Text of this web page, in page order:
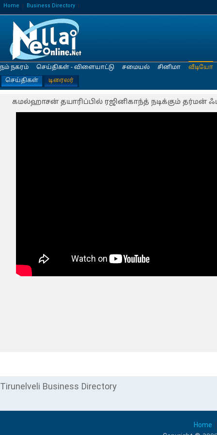
Home Business Directory
நம் நகரம் செய்திகள் - விளையாட்டு சமையல் சினிமா
வீடியோ
செய்திகள்
டிரைலர்
கமல்ஹாசன் தயாரிப்பில் ரஜினிகாந்த் நடிக்கும் தர்மன்
Tirunelveli Business Directory
Home